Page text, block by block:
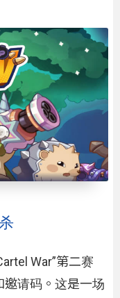
War”第二赛
邀请码。这是一场